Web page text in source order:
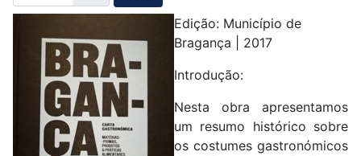
Edição: Município de
Bragança | 2017
Introdução:
Nesta obra apresentamos
um resumo histórico sobre
os costumes gastronómicos